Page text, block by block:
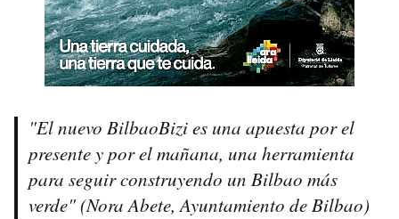
"El nuevo BilbaoBizi es una apuesta por el
presente y por el mañana, una herramienta
para seguir construyendo un Bilbao más
verde" (Nora Abete, Ayuntamiento de Bilbao)